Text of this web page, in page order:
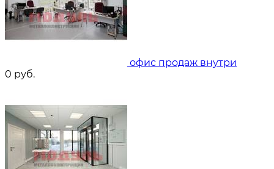
офис продаж внутри
0 руб.